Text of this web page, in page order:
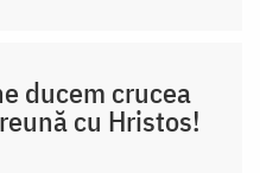
ducem crucea
cu Hristos!